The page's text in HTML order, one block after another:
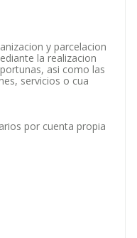
y parcelacion
la realizacion
asi como las
servicios o cua
por cuenta propia